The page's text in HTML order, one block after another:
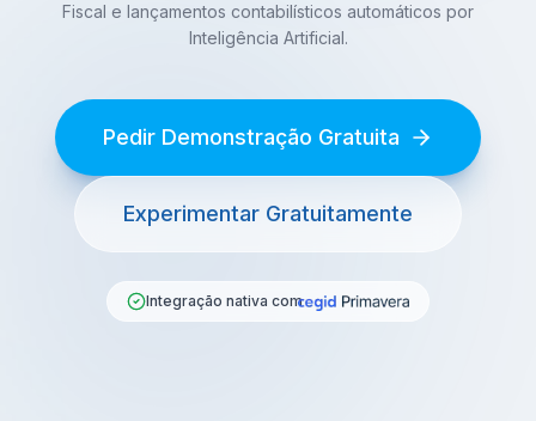
Fiscal e lançamentos contabilísticos automáticos por
Inteligência Artificial.
Pedir Demonstração Gratuita
Experimentar Gratuitamente
Integração nativa com